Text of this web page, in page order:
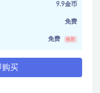
9.9金币
免费
免费 推荐
购买